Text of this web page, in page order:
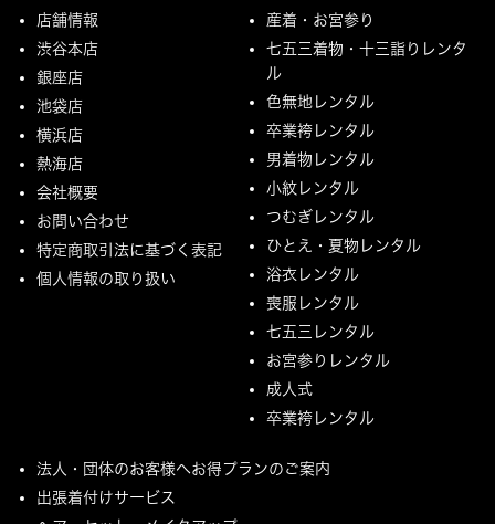
店舗情報
渋谷本店
銀座店
池袋店
横浜店
熱海店
会社概要
お問い合わせ
特定商取引法に基づく表記
個人情報の取り扱い
産着・お宮参り
七五三着物・十三詣りレンタ
ル
色無地レンタル
卒業袴レンタル
男着物レンタル
小紋レンタル
つむぎレンタル
ひとえ・夏物レンタル
浴衣レンタル
喪服レンタル
七五三レンタル
お宮参りレンタル
成人式
卒業袴レンタル
法人・団体のお客様へお得プランのご案内
出張着付けサービス